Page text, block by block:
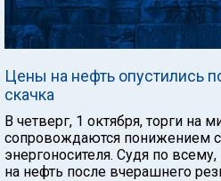
Цены на нефть опустились
скачка
В четверг, 1 октября, торги на
сопровождаются понижением
энергоносителя. Судя по
на нефть после вчерашнего